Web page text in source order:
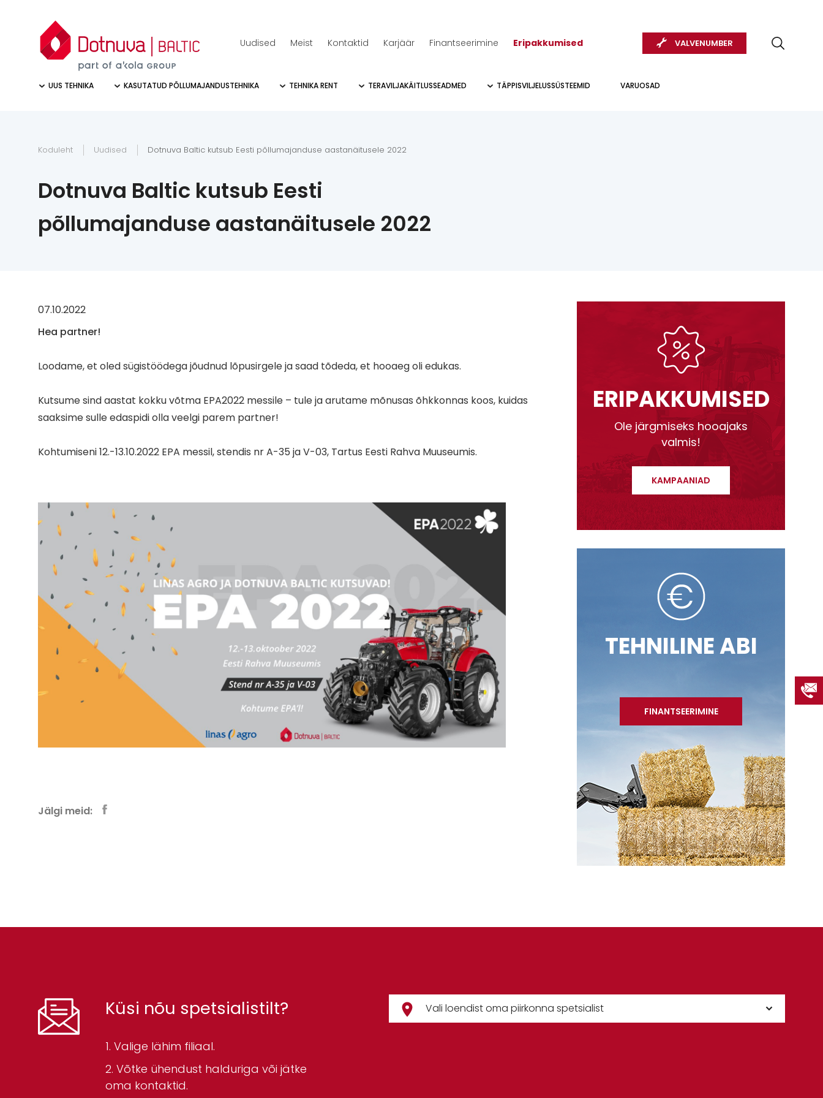
Uudised Meist Kontaktid Karjäär Finantseerimine Eripakkumised VALVENUMBER
UUS TEHNIKA KASUTATUD PÕLLUMAJANDUSTEHNIKA TEHNIKA RENT TERAVILJAKÄITLUSSEADMED TÄPPISVILJELUSSÜSTEEMID VARUOSAD
Koduleht Uudised Dotnuva Baltic kutsub Eesti põllumajanduse aastanäitusele 2022
Dotnuva Baltic kutsub Eesti
põllumajanduse aastanäitusele 2022
07.10.2022
Hea partner!
Loodame, et oled sügistöödega jõudnud lõpusirgele ja saad tõdeda, et hooaeg oli edukas.
Kutsume sind aastat kokku võtma EPA2022 messile – tule ja arutame mõnusas õhkkonnas koos, kuidas
saaksime sulle edaspidi olla veelgi parem partner!
Kohtumiseni 12.-13.10.2022 EPA messil, stendis nr A-35 ja V-03, Tartus Eesti Rahva Muuseumis.
Jälgi meid:
ERIPAKKUMISED
Ole järgmiseks hooajaks
valmis!
KAMPAANIAD
TEHNILINE ABI
FINANTSEERIMINE
Küsi nõu spetsialistilt?
Valige lähim filiaal.
Võtke ühendust halduriga või jätke
oma kontaktid.